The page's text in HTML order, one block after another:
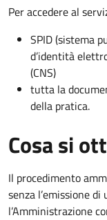
Per accedere al
SPID (sistema
d’identità
(CNS)
tutta la
della pratica.
Cosa si
Il procedimento
senza l’emissione
l’Amministrazione